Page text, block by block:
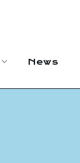
News